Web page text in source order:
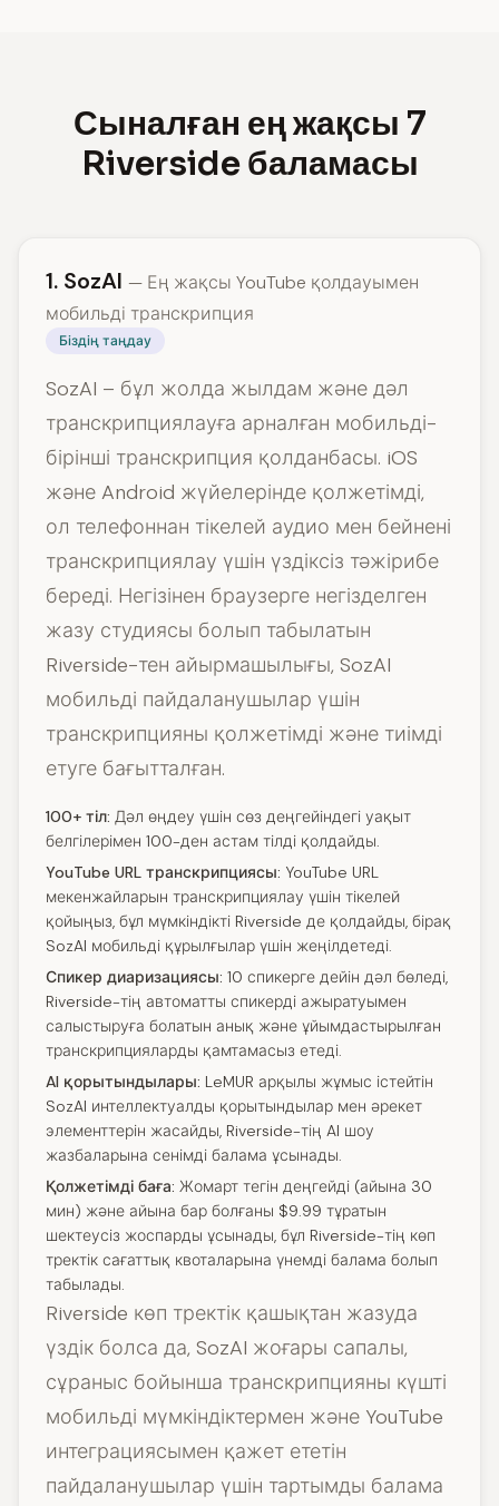
Сыналған ең жақсы 7
Riverside баламасы
1. SozAI — Ең жақсы YouTube қолдауымен
мобильді транскрипция
Біздің таңдау
SozAI – бұл жолда жылдам және дәл
транскрипциялауға арналған мобильді-
бірінші транскрипция қолданбасы. iOS
және Android жүйелерінде қолжетімді,
ол телефоннан тікелей аудио мен бейнені
транскрипциялау үшін үздіксіз тәжірибе
береді. Негізінен браузерге негізделген
жазу студиясы болып табылатын
Riverside-тен айырмашылығы, SozAI
мобильді пайдаланушылар үшін
транскрипцияны қолжетімді және тиімді
етуге бағытталған.
100+ тіл: Дәл өңдеу үшін сөз деңгейіндегі уақыт
белгілерімен 100-ден астам тілді қолдайды.
YouTube URL транскрипциясы: YouTube URL
мекенжайларын транскрипциялау үшін тікелей
қойыңыз, бұл мүмкіндікті Riverside де қолдайды, бірақ
SozAI мобильді құрылғылар үшін жеңілдетеді.
Спикер диаризациясы: 10 спикерге дейін дәл бөледі,
Riverside-тің автоматты спикерді ажыратуымен
салыстыруға болатын анық және ұйымдастырылған
транскрипцияларды қамтамасыз етеді.
AI қорытындылары: LeMUR арқылы жұмыс істейтін
SozAI интеллектуалды қорытындылар мен әрекет
элементтерін жасайды, Riverside-тің AI шоу
жазбаларына сенімді балама ұсынады.
Қолжетімді баға: Жомарт тегін деңгейді (айына 30
мин) және айына бар болғаны $9.99 тұратын
шектеусіз жоспарды ұсынады, бұл Riverside-тің көп
тректік сағаттық квоталарына үнемді балама болып
табылады.
Riverside көп тректік қашықтан жазуда
үздік болса да, SozAI жоғары сапалы,
сұраныс бойынша транскрипцияны күшті
мобильді мүмкіндіктермен және YouTube
интеграциясымен қажет ететін
пайдаланушылар үшін тартымды балама